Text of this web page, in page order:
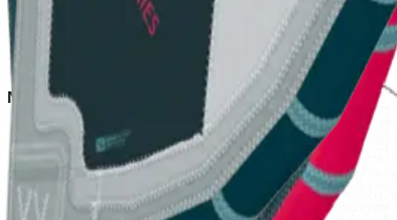
Tienda
Outlet
Nueva Temporada
Nuestra Empresa
Contactar
Sobre Nosotros
Aviso Legal
Política de Cookies
Formas de pago
Política de devoluciones y reembolso